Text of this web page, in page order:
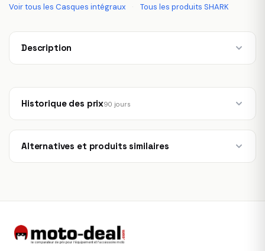
Voir tous les Casques intégraux · Tous les produits SHARK
Description
Historique des prix90 jours
Alternatives et produits similaires